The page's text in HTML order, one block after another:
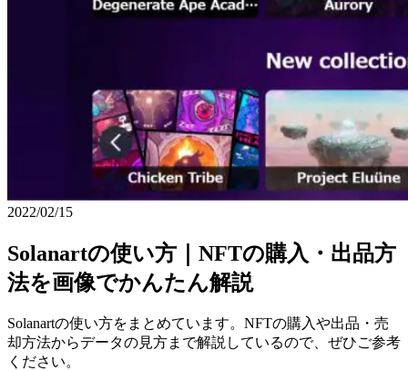
2022/02/15
Solanartの使い方｜NFTの購入・出品方
法を画像でかんたん解説
Solanartの使い方をまとめています。NFTの購入や出品・売
却方法からデータの見方まで解説しているので、ぜひご参考
ください。